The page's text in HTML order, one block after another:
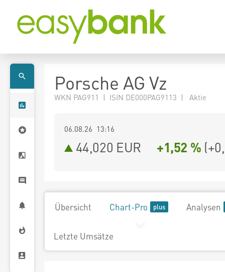
Porsche AG Vz
WKN PAG911 | ISIN DE000PAG9113 | Aktie
06.08.26 13:16
44,020 EUR +1,52 % (
Übersicht Chart-Pro Analysen
Letzte Umsätze